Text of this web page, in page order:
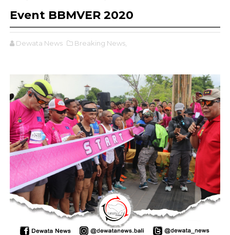
Event BBMVER 2020
Dewata News Breaking News,